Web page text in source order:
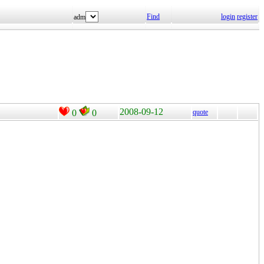
adm Find login register
0 0 2008-09-12 quote